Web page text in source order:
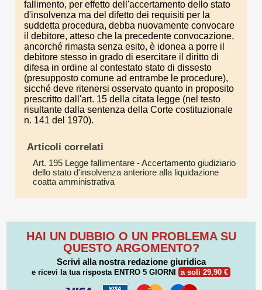
fallimento, per effetto dell'accertamento dello stato
d'insolvenza ma del difetto dei requisiti per la
suddetta procedura, debba nuovamente convocare
il debitore, atteso che la precedente convocazione,
ancorché rimasta senza esito, è idonea a porre il
debitore stesso in grado di esercitare il diritto di
difesa in ordine al contestato stato di dissesto
(presupposto comune ad entrambe le procedure),
sicché deve ritenersi osservato quanto in proposito
prescritto dall'art. 15 della citata legge (nel testo
risultante dalla sentenza della Corte costituzionale
n. 141 del 1970).
Articoli correlati
Art. 195 Legge fallimentare - Accertamento giudiziario
dello stato d'insolvenza anteriore alla liquidazione
coatta amministrativa
HAI UN DUBBIO O UN PROBLEMA SU
QUESTO ARGOMENTO?
Scrivi alla nostra redazione giuridica
e ricevi la tua risposta ENTRO 5 GIORNI a soli 29,90 €